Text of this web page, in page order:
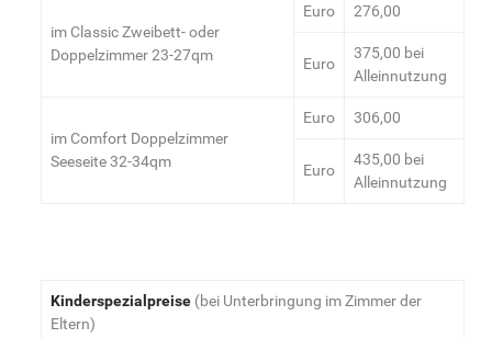
im Classic Zweibett- oder
Doppelzimmer 23-27qm
Euro 276,00
Euro
375,00 bei
Alleinnutzung
im Comfort Doppelzimmer
Seeseite 32-34qm
Euro 306,00
Euro
435,00 bei
Alleinnutzung
Kinderspezialpreise (bei Unterbringung im Zimmer der
Eltern)